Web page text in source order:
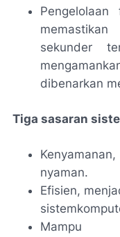
sekunder
dibenarkan
Tiga sasaran
nyaman.
Efisien,
Mampu